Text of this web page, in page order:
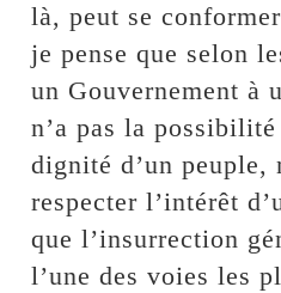
là, peut se
je pense que selon
un Gouvernement à
n’a pas la
dignité d’un peuple,
respecter l’intérêt
que l’insurrection
l’une des voies les